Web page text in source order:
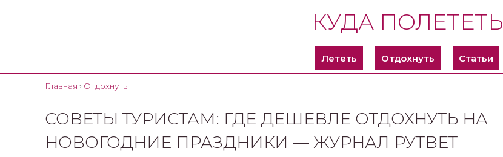
КУДА ПОЛЕТЕТЬ
Лететь Отдохнуть Статьи
Главная › Отдохнуть
СОВЕТЫ ТУРИСТАМ: ГДЕ ДЕШЕВЛЕ ОТДОХНУТЬ НА
НОВОГОДНИЕ ПРАЗДНИКИ — ЖУРНАЛ РУТВЕТ